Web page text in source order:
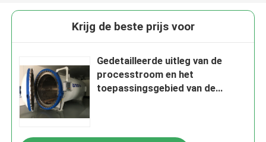
Krijg de beste prijs voor
Gedetailleerde uitleg van de
processtroom en het
toepassingsgebied van de